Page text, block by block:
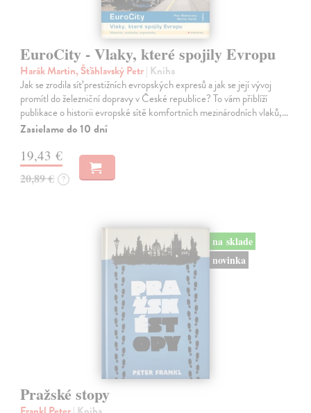
EuroCity - Vlaky, které spojily Evropu
Harák Martin, Šťáhlavský Petr| Kniha
Jak se zrodila síť prestižních evropských expresů a jak se její vývoj
promítl do železniční dopravy v České republice? To vám přiblíží
publikace o historii evropské sítě komfortních mezinárodních vlaků,…
Zasielame do 10 dní
19,43 €
20,89 € ?
na sklade
novinka
Pražské stopy